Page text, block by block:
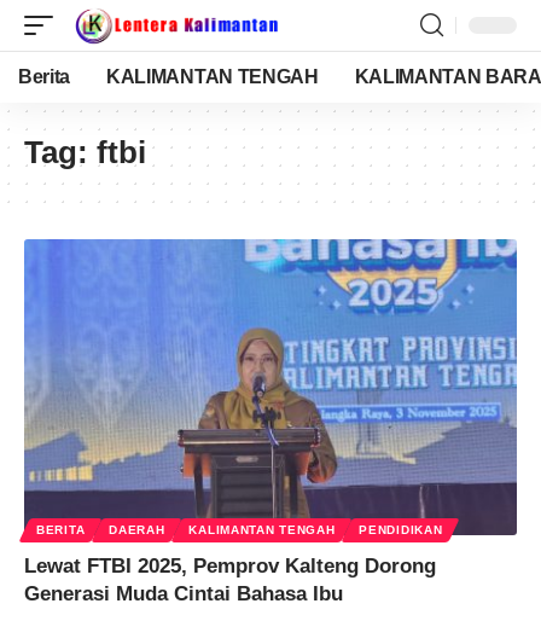
Berita KALIMANTAN TENGAH KALIMANTAN
Tag: ftbi
BERITA DAERAH KALIMANTAN TENGAH PENDIDIKAN
Lewat FTBI 2025, Pemprov Kalteng Dorong
Generasi Muda Cintai Bahasa Ibu